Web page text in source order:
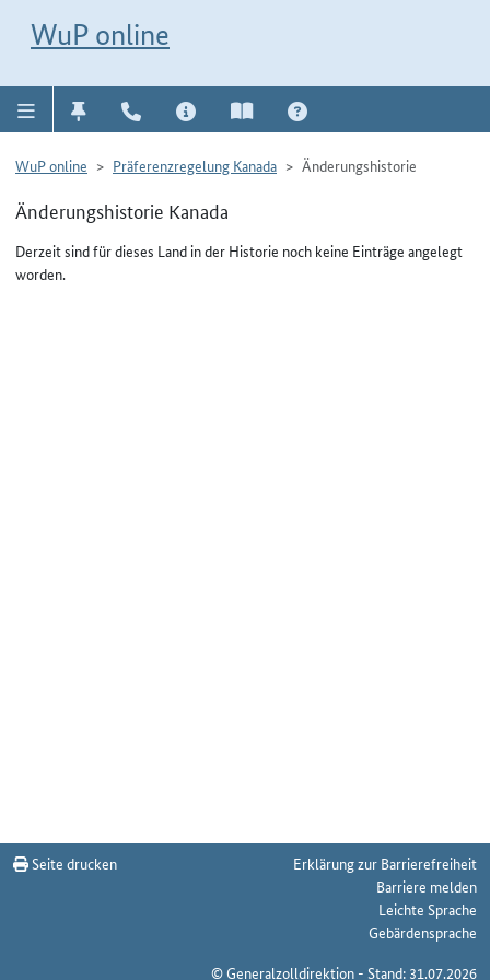
WuP online
WuP online Präferenzregelung Kanada Änderungshistorie
Änderungshistorie Kanada
Derzeit sind für dieses Land in der Historie noch keine Einträge angelegt
worden.
Seite drucken
Erklärung zur Barrierefreiheit
Barriere melden
Leichte Sprache
Gebärdensprache
© Generalzolldirektion - Stand: 31.07.2026